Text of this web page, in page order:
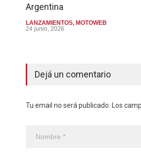
Argentina
LANZAMIENTOS, MOTOWEB
24 junio, 2026
Dejá un comentario
Tu email no será publicado. Los